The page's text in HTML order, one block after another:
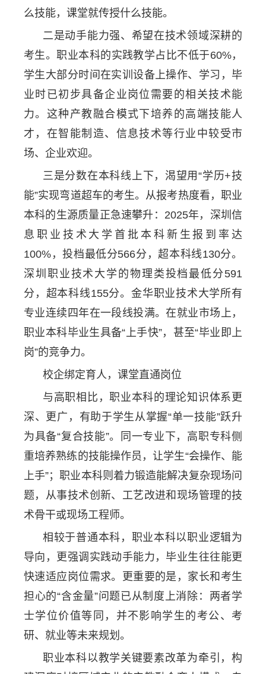
么技能，课堂就传授什么技能。
二是动手能力强、希望在技术领域深耕的
考生。职业本科的实践教学占比不低于60%，
学生大部分时间在实训设备上操作、学习，毕
业时已初步具备企业岗位需要的相关技术能
力。这种产教融合模式下培养的高端技能人
才，在智能制造、信息技术等行业中较受市
场、企业欢迎。
三是分数在本科线上下，渴望用“学历+技
能”实现弯道超车的考生。从报考热度看，职业
本科的生源质量正急速攀升：2025年，深圳信
息职业技术大学首批本科新生报到率达
100%，投档最低分566分，超本科线130分。
深圳职业技术大学的物理类投档最低分591
分，超本科线155分。金华职业技术大学所有
专业连续四年在一段线投满。在就业市场上，
职业本科毕业生具备“上手快”，甚至“毕业即上
岗”的竞争力。
校企绑定育人，课堂直通岗位
与高职相比，职业本科的理论知识体系更
深、更广，有助于学生从掌握“单一技能”跃升
为具备“复合技能”。同一专业下，高职专科侧
重培养熟练的技能操作员，让学生“会操作、能
上手”；职业本科则着力锻造能解决复杂现场问
题，从事技术创新、工艺改进和现场管理的技
术骨干或现场工程师。
相较于普通本科，职业本科以职业逻辑为
导向，更强调实践动手能力，毕业生往往能更
快速适应岗位需求。更重要的是，家长和考生
担心的“含金量”问题已从制度上消除：两者学
士学位价值等同，并不影响学生的考公、考
研、就业等未来规划。
职业本科以教学关键要素改革为牵引，构